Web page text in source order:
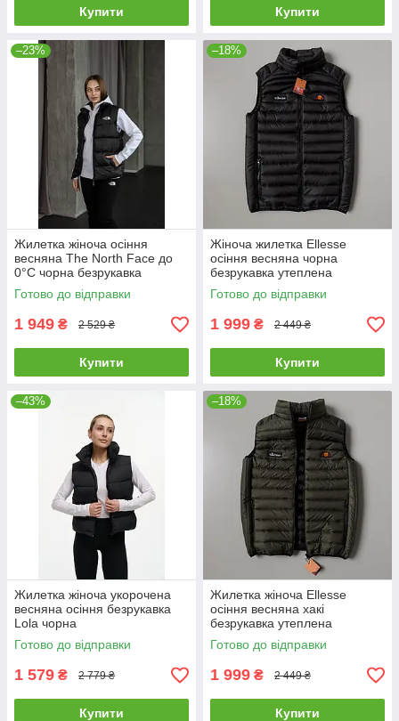
Купити Купити
–23%
Жилетка жіноча осіння
весняна The North Face до
0°C чорна безрукавка
демісезонна норт фейс
Готово до відправки
1 949 ₴ 2 529 ₴
Купити
–18%
Жіноча жилетка Ellesse
осіння весняна чорна
безрукавка утеплена
стьобана еліс
Готово до відправки
1 999 ₴ 2 449 ₴
Купити
–43%
Жилетка жіноча укорочена
весняна осіння безрукавка
Lola чорна
Готово до відправки
1 579 ₴ 2 779 ₴
Купити
–18%
Жилетка жіноча Ellesse
осіння весняна хакі
безрукавка утеплена
стьобана еліс
Готово до відправки
1 999 ₴ 2 449 ₴
Купити